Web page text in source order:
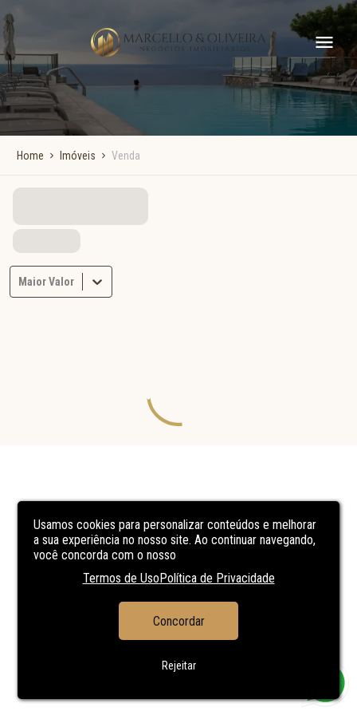
Usamos cookies para personalizar conteúdos e melhorar
a sua experiência no nosso site. Ao continuar navegando,
você concorda com o nosso
Termos de UsoPolítica de Privacidade
Concordar
Rejeitar
Home Imóveis Venda
Maior Valor